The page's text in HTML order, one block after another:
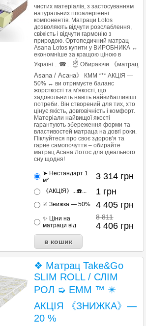
чистих матеріалів, з застосуванням
натуральних гіпоалергенні
компонентів. Матраци Lotos
дозволяють відчути розслаблення,
свіжість і відчути гармонію з
природою. Ортопедичний матрац
Asana Lotos купити у ВИРОБНИКА ↔
економніше за кращою ціною в
Україні ...☎... ☝ Обираючи 《матрац
Asana / Асана》
КММ *** АКЦІЯ —
50% ↔ ви отримуєте баланс
жорсткості та м'якості, що
задовольнить навіть найвибагливіші
потреби. Він створений для тих, хто
цінує якість, довговічність і комфорт.
Матеріали найвищої якості
гарантують збереження форми та
властивостей матраца на довгі роки.
Піклуйтеся про своє здоров’я та
гарне самопочуття – обирайте
матрац Асана Лотос для ідеального
сну щодня!
➤ Нестандарт 1
м²
3 314 грн
《АКЦІЯ》...☎️... 1 грн
☑️ Знижка — 50% 4 405 грн
✨ Ціни на
матраци від
8 811
4 406 грн
❖ Матрац Take&Go
SLIM ROLL / СЛІМ
РОЛ ➭ EMM ™ ✴️
АКЦІЯ 《ЗНИЖКА》—
20 %